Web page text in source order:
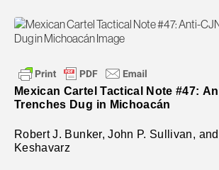
Mexican Cartel Tactical Note #47:
Trenches Dug in Michoacán
Robert J. Bunker,John P. Sullivan,
Keshavarz